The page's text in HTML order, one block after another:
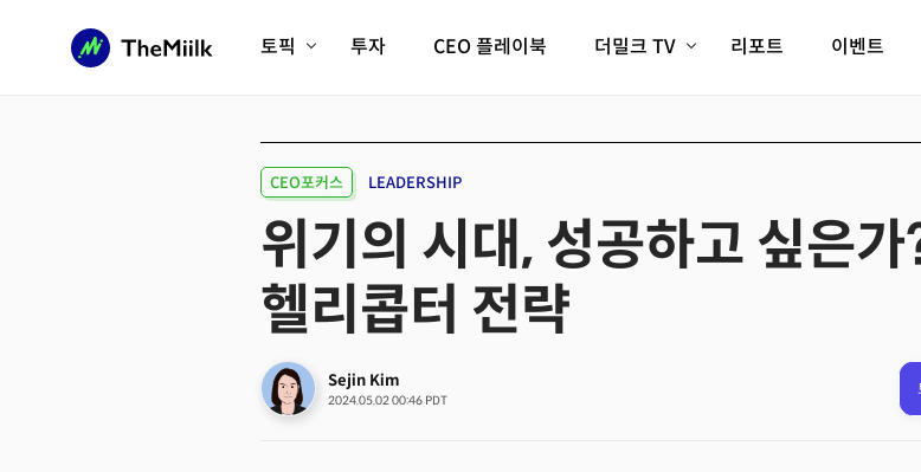
토픽
피지컬AI/로봇
AX비즈니스혁명 미래 교육/직업
전체 기사 보기
투자 CEO 플레이북 더밀크 TV
크리스의 뉴욕 시그널
리포트 이벤트
CEO포커스 LEADERSHIP
위기의 시대, 성공하고 싶은
헬리콥터 전략
Sejin Kim
2024.05.02 00:46 PDT